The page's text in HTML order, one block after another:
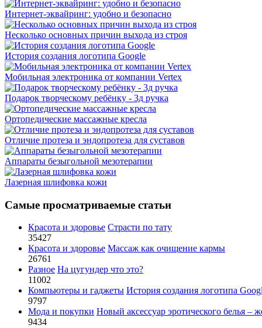
Интернет-эквайринг: удобно и безопасно
Несколько основных причин выхода из строя
История создания логотипа Google
Мобильная электроника от компании Vertex
Подарок творческому ребёнку - 3д ручка
Ортопедические массажные кресла
Отличие протеза и эндопротеза для суставов
Аппараты безыгольной мезотерапии
Лазерная шлифовка кожи
Самые просматриваемые статьи
Красота и здоровье Страсти по тату
35427
Красота и здоровье Массаж как очищение кармы
26761
Разное На цугундер что это?
11002
Компьютеры и гаджеты История создания логотипа
9797
Мода и покупки Новый аксессуар эротического белья –
9434